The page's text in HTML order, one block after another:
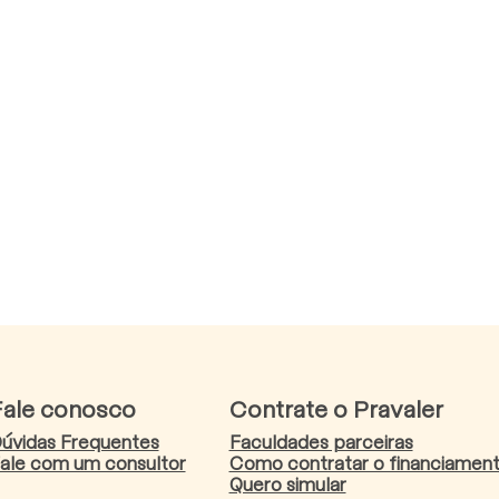
conosco
Frequentes
com um consultor
Contrate o Pravaler
Faculdades parceiras
Como contratar o
Quero simular